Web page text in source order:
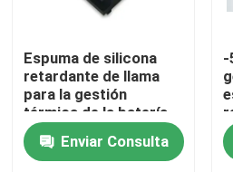
Sistema de gestión termal
Protección termal del
Espuma de silicona
retardante de llama
para la gestión
térmica de la batería
Enviar Consulta
-